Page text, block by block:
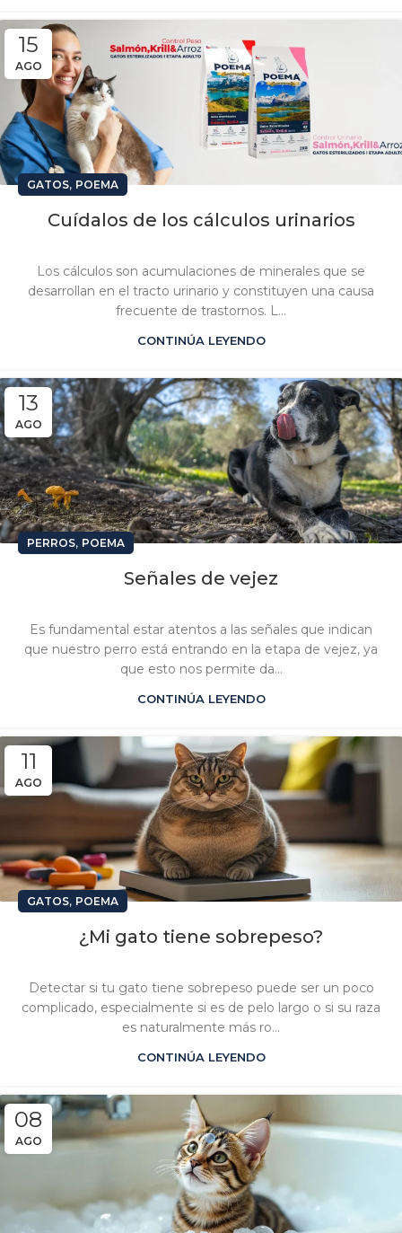
15
AGO
GATOS, POEMA
Cuídalos de los cálculos urinarios
Los cálculos son acumulaciones de minerales que se
desarrollan en el tracto urinario y constituyen una causa
frecuente de trastornos. L...
CONTINÚA LEYENDO
13
AGO
PERROS, POEMA
Señales de vejez
Es fundamental estar atentos a las señales que indican
que nuestro perro está entrando en la etapa de vejez, ya
que esto nos permite da...
CONTINÚA LEYENDO
11
AGO
GATOS, POEMA
¿Mi gato tiene sobrepeso?
Detectar si tu gato tiene sobrepeso puede ser un poco
complicado, especialmente si es de pelo largo o si su raza
es naturalmente más ro...
CONTINÚA LEYENDO
08
AGO